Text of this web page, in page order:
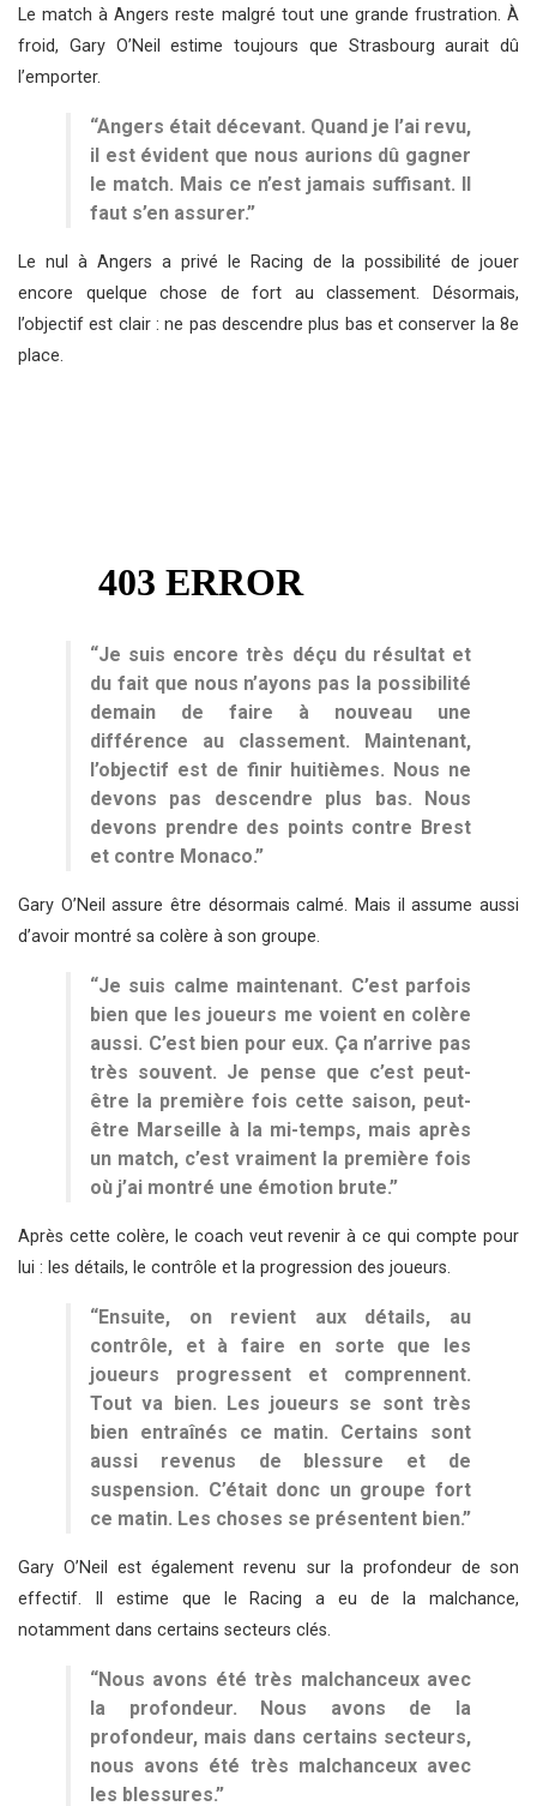
Le match à Angers reste malgré tout une grande frustration. À
froid, Gary O’Neil estime toujours que Strasbourg aurait dû
l’emporter.
“Angers était décevant. Quand je l’ai revu,
il est évident que nous aurions dû gagner
le match. Mais ce n’est jamais suffisant. Il
faut s’en assurer.”
Le nul à Angers a privé le Racing de la possibilité de jouer
encore quelque chose de fort au classement. Désormais,
l’objectif est clair : ne pas descendre plus bas et conserver la 8e
place.
“Je suis encore très déçu du résultat et
du fait que nous n’ayons pas la possibilité
demain de faire à nouveau une
différence au classement. Maintenant,
l’objectif est de finir huitièmes. Nous ne
devons pas descendre plus bas. Nous
devons prendre des points contre Brest
et contre Monaco.”
Gary O’Neil assure être désormais calmé. Mais il assume aussi
d’avoir montré sa colère à son groupe.
“Je suis calme maintenant. C’est parfois
bien que les joueurs me voient en colère
aussi. C’est bien pour eux. Ça n’arrive pas
très souvent. Je pense que c’est peut-
être la première fois cette saison, peut-
être Marseille à la mi-temps, mais après
un match, c’est vraiment la première fois
où j’ai montré une émotion brute.”
Après cette colère, le coach veut revenir à ce qui compte pour
lui : les détails, le contrôle et la progression des joueurs.
“Ensuite, on revient aux détails, au
contrôle, et à faire en sorte que les
joueurs progressent et comprennent.
Tout va bien. Les joueurs se sont très
bien entraînés ce matin. Certains sont
aussi revenus de blessure et de
suspension. C’était donc un groupe fort
ce matin. Les choses se présentent bien.”
Gary O’Neil est également revenu sur la profondeur de son
effectif. Il estime que le Racing a eu de la malchance,
notamment dans certains secteurs clés.
“Nous avons été très malchanceux avec
la profondeur. Nous avons de la
profondeur, mais dans certains secteurs,
nous avons été très malchanceux avec
les blessures.”